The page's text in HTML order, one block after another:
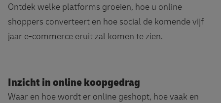
Ontdek welke platforms groeien, hoe u online
shoppers converteert en hoe social de komende vijf
jaar e-commerce eruit zal komen te zien.
Inzicht in online koopgedrag
Waar en hoe wordt er online geshopt, hoe vaak en